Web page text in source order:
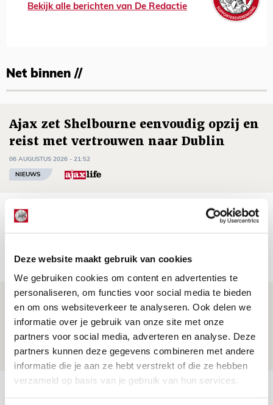
Deze website maakt gebruik van cookies
We gebruiken cookies om content en advertenties te
personaliseren, om functies voor social media te bieden
en om ons websiteverkeer te analyseren. Ook delen we
informatie over je gebruik van onze site met onze
partners voor social media, adverteren en analyse. Deze
partners kunnen deze gegevens combineren met andere
informatie die je aan ze hebt verstrekt of die ze hebben
verzameld op basis van je gebruik van hun services.
Bekijk alle berichten van De Redactie
Net binnen //
Ajax zet Shelbourne eenvoudig opzij en
reist met vertrouwen naar Dublin
06 AUGUSTUS 2026 - 21:52
NIEUWS
Word ballenjongen of -meid bij Jong
Ajax - Helmond Sport!
PRIJSVRAAG
Reis jij als mascotte mee naar uitduel
met Telstar?
06 AUGUSTUS 2026 - 13:04
PRIJSVRAAG
Bekijk meer